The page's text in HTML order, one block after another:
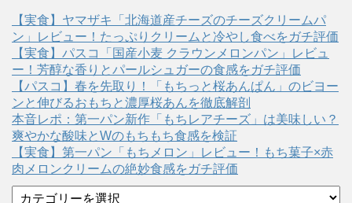
【実食】ヤマザキ「北海道産チーズのチーズクリームパ
ン」レビュー！たっぷりクリームと冷やし食べをガチ評価
【実食】パスコ「国産小麦 クラウンメロンパン」レビュ
ー！芳醇な香りとパールシュガーの食感をガチ評価
【パスコ】春を先取り！「もちっと桜あんぱん」のビヨー
ンと伸びるおもちと濃厚桜あんを徹底解剖
本音レポ：第一パン新作「もちレアチーズ」は美味しい？
爽やかな酸味とWのもちもち食感を検証
【実食】第一パン「もちメロン」レビュー！もち菓子×赤
肉メロンクリームの絶妙食感をガチ評価